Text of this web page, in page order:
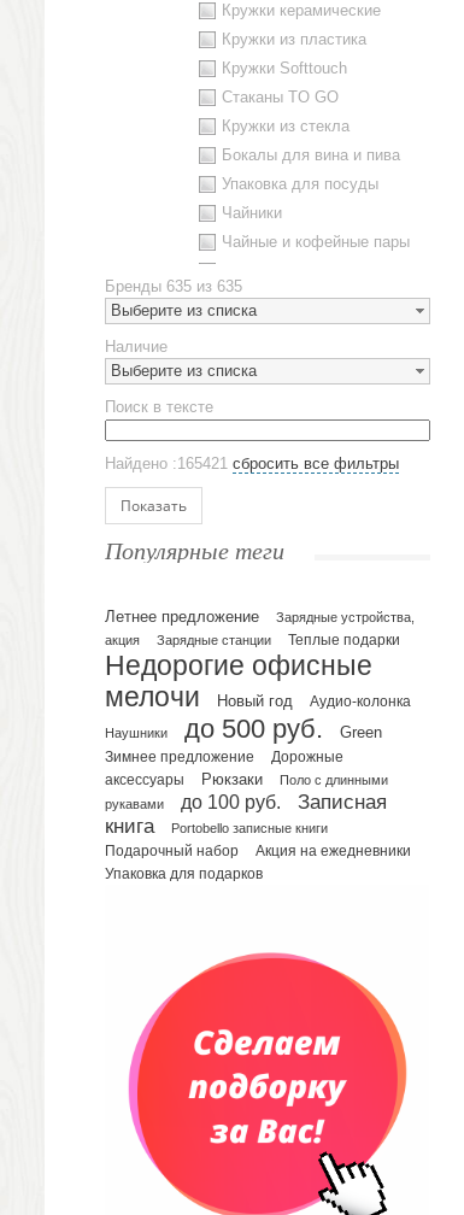
Кружки керамические
Кружки из пластика
Кружки Softtouch
Стаканы TO GO
Кружки из стекла
Бокалы для вина и пива
Упаковка для посуды
Чайники
Чайные и кофейные пары
Наборы посуды
Предметы сервировки
Стаканы
Эко кружки
ЕВРОПОСУДА
Аксессуары
Ежедневники и блокноты
Датированные ежедневники
Планинги и телефонные книжки
Планинги датированные
Планинги недатированные
Телефонные книжки
Еженедельники
Органайзер на ежедневник
Сумки и Рюкзаки
Рюкзаки
Конференц-сумки
Несессеры и косметички
Портфели
Чехлы для планшетов и
Сумка на пояс или шею
Аксессуары
Женские сумки
Уютный дом
Бренды 635 из 635
Выберите из списка
Наличие
Выберите из списка
Поиск в тексте
Найдено :165421 сбросить все фильтры
Показать
Популярные теги
Летнее предложение
Зарядные устройства,
акция
Зарядные станции Теплые подарки
Недорогие офисные
мелочи
Новый год Аудио-колонка
Наушники до 500 руб. Green
Зимнее предложение
Дорожные
аксессуары
Рюкзаки
Поло с длинными
рукавами
до 100 руб.
Записная
книга
Portobello записные книги
Подарочный набор Акция на ежедневники
Упаковка для подарков